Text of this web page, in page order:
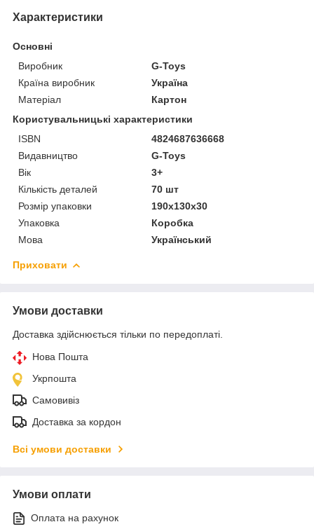
Характеристики
Основні
Виробник
G-Toys
Країна виробник
Україна
Матеріал
Картон
Користувальницькі характеристики
ISBN
4824687636668
Видавництво
G-Toys
Вік
3+
Кількість деталей
70 шт
Розмір упаковки
190х130х30
Упаковка
Коробка
Мова
Український
Приховати
Умови доставки
Доставка здійснюється тільки по передоплаті.
Нова Пошта
Укрпошта
Самовивіз
Доставка за кордон
Всі умови доставки
Умови оплати
Оплата на рахунок